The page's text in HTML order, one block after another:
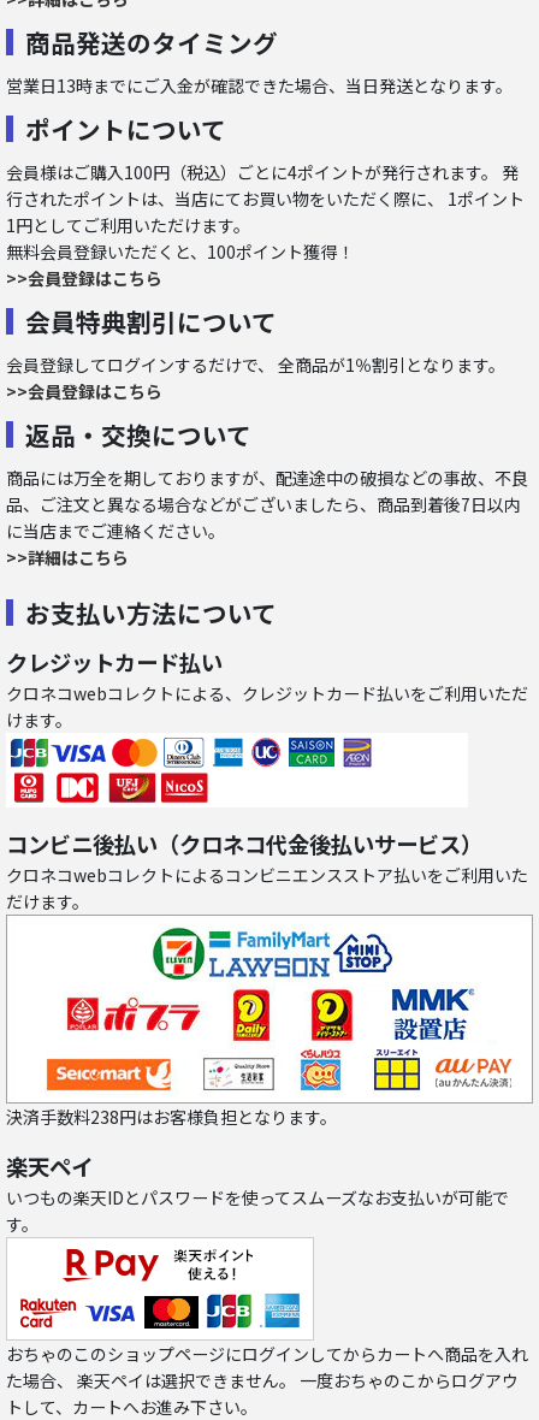
商品発送のタイミング
営業日13時までにご入金が確認できた場合、当日発送となります。
ポイントについて
会員様はご購入100円（税込）ごとに4ポイントが発行されます。 発
行されたポイントは、当店にてお買い物をいただく際に、 1ポイント
1円としてご利用いただけます。
無料会員登録いただくと、100ポイント獲得！
>>会員登録はこちら
会員特典割引について
会員登録してログインするだけで、 全商品が1％割引となります。
>>会員登録はこちら
返品・交換について
商品には万全を期しておりますが、配達途中の破損などの事故、不良
品、ご注文と異なる場合などがございましたら、商品到着後7日以内
に当店までご連絡ください。
>>詳細はこちら
お支払い方法について
クレジットカード払い
クロネコwebコレクトによる、クレジットカード払いをご利用いただ
けます。
コンビニ後払い（クロネコ代金後払いサービス）
クロネコwebコレクトによるコンビニエンスストア払いをご利用いた
だけます。
決済手数料238円はお客様負担となります。
楽天ペイ
いつもの楽天IDとパスワードを使ってスムーズなお支払いが可能で
す。
おちゃのこのショップページにログインしてからカートへ商品を入れ
た場合、 楽天ペイは選択できません。 一度おちゃのこからログアウ
トして、カートへお進み下さい。